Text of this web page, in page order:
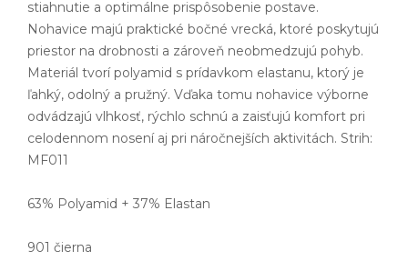
stiahnutie a optimálne prispôsobenie postave.
Nohavice majú praktické bočné vrecká, ktoré poskytujú
priestor na drobnosti a zároveň neobmedzujú pohyb.
Materiál tvorí polyamid s prídavkom elastanu, ktorý je
ľahký, odolný a pružný. Vďaka tomu nohavice výborne
odvádzajú vlhkosť, rýchlo schnú a zaisťujú komfort pri
celodennom nosení aj pri náročnejších aktivitách. Strih:
MF011
63% Polyamid + 37% Elastan
901 čierna